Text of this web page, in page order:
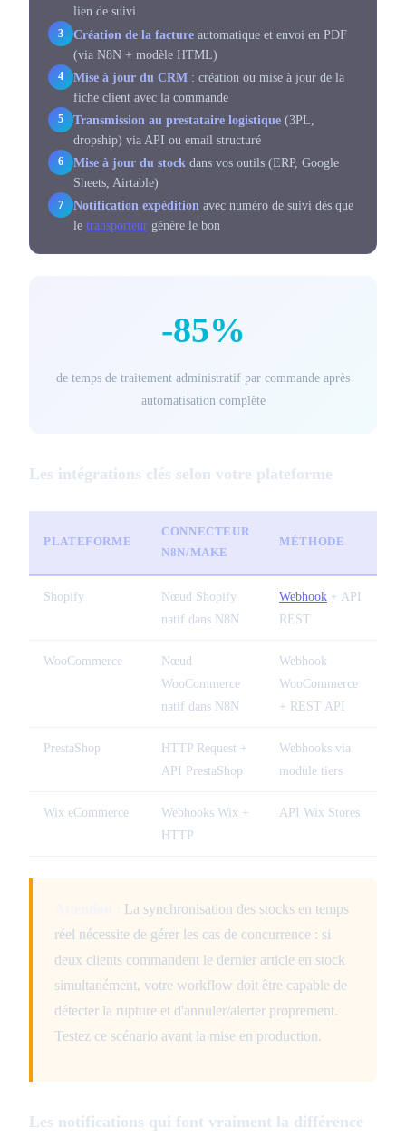
lien de suivi
3 Création de la facture automatique et envoi en PDF
(via N8N + modèle HTML)
4 Mise à jour du CRM : création ou mise à jour de la
fiche client avec la commande
5 Transmission au prestataire logistique (3PL,
dropship) via API ou email structuré
6 Mise à jour du stock dans vos outils (ERP, Google
Sheets, Airtable)
7 Notification expédition avec numéro de suivi dès que
le transporteur génère le bon
-85%
de temps de traitement administratif par commande après
automatisation complète
Les intégrations clés selon votre plateforme
PLATEFORME
CONNECTEUR
N8N/MAKE
MÉTHODE
Shopify
Nœud Shopify
natif dans N8N
Webhook + API
REST
WooCommerce
Nœud
WooCommerce
natif dans N8N
Webhook
WooCommerce
+ REST API
PrestaShop
HTTP Request +
API PrestaShop
Webhooks via
module tiers
Wix eCommerce
Webhooks Wix +
HTTP
API Wix Stores
La synchronisation des stocks en temps
réel nécessite de gérer les cas de concurrence : si
deux clients commandent le dernier article en stock
simultanément, votre workflow doit être capable de
détecter la rupture et d'annuler/alerter proprement.
Testez ce scénario avant la mise en production.
Les notifications qui font vraiment la différence